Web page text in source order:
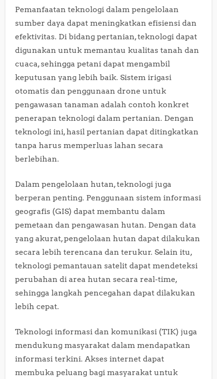
Pemanfaatan teknologi dalam pengelolaan
sumber daya dapat meningkatkan efisiensi dan
efektivitas. Di bidang pertanian, teknologi dapat
digunakan untuk memantau kualitas tanah dan
cuaca, sehingga petani dapat mengambil
keputusan yang lebih baik. Sistem irigasi
otomatis dan penggunaan drone untuk
pengawasan tanaman adalah contoh konkret
penerapan teknologi dalam pertanian. Dengan
teknologi ini, hasil pertanian dapat ditingkatkan
tanpa harus memperluas lahan secara
berlebihan.
Dalam pengelolaan hutan, teknologi juga
berperan penting. Penggunaan sistem informasi
geografis (GIS) dapat membantu dalam
pemetaan dan pengawasan hutan. Dengan data
yang akurat, pengelolaan hutan dapat dilakukan
secara lebih terencana dan terukur. Selain itu,
teknologi pemantauan satelit dapat mendeteksi
perubahan di area hutan secara real-time,
sehingga langkah pencegahan dapat dilakukan
lebih cepat.
Teknologi informasi dan komunikasi (TIK) juga
mendukung masyarakat dalam mendapatkan
informasi terkini. Akses internet dapat
membuka peluang bagi masyarakat untuk